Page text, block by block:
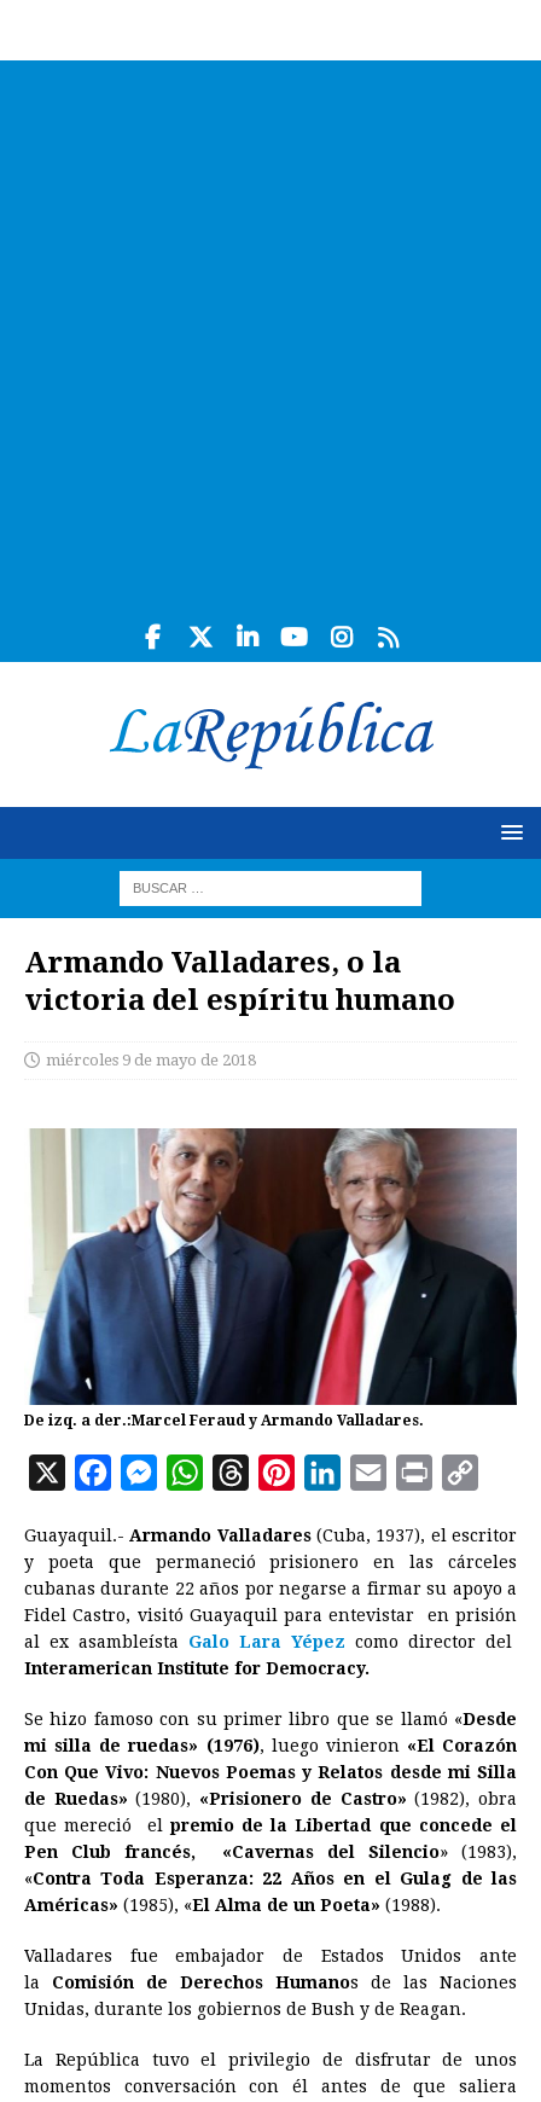
Armando Valladares, o la
victoria del espíritu humano
miércoles 9 de mayo de 2018
De izq. a der.:Marcel Feraud y Armando Valladares.
X
c
e
b
o
k
M
s
s
e
n
e
r
W
a
t
s
A
p
r
e
a
d
n
t
e
r
s
t
n
k
e
d
n
a
i
l
i
n
t
p
y
L
k
Guayaquil.-Armando Valladares(Cuba, 1937), el escritor
y poeta que permaneció prisionero en las cárceles
cubanas durante 22 años por negarse a firmar su apoyo a
Fidel Castro, visitó Guayaquil para entevistar en prisión
al ex asambleísta Galo Lara Yépez como director del
Interamerican Institute for Democracy.
Se hizo famoso con su primer libro que se llamó «Desde
mi silla de ruedas» (1976), luego vinieron «El Corazón
Con Que Vivo: Nuevos Poemas y Relatos desde mi Silla
de Ruedas» (1980), «Prisionero de Castro» (1982), obra
que mereció el premio de la Libertad que concede el
Pen Club francés, «Cavernas del Silencio» (1983),
«Contra Toda Esperanza: 22 Años en el Gulag de las
Américas» (1985), «El Alma de un Poeta» (1988).
Valladares fue embajador de Estados Unidos ante
la Comisión de Derechos Humanos de las Naciones
Unidas, durante los gobiernos de Bush y de Reagan.
La República tuvo el privilegio de disfrutar de unos
momentos conversación con él antes de que saliera